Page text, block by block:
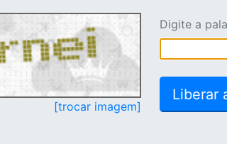
[trocar imagem]
Digite a